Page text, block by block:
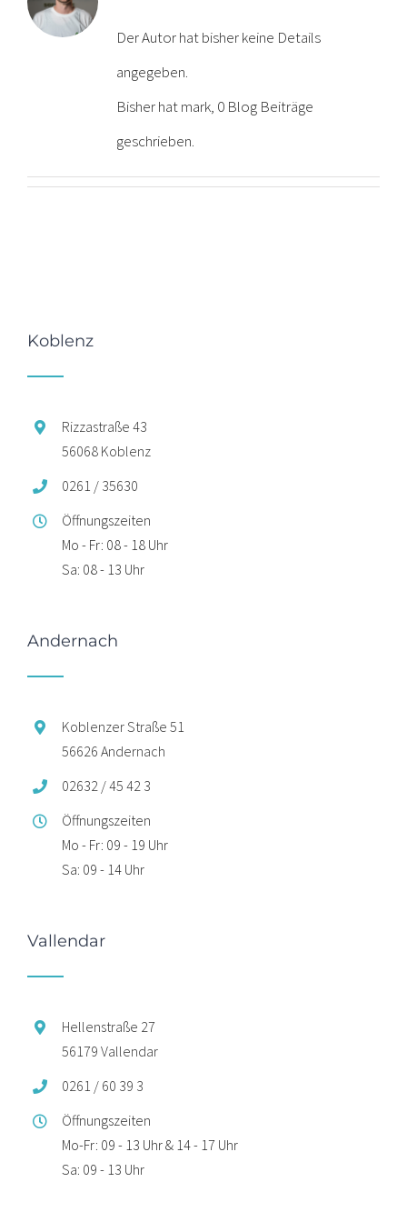
Der Autor hat bisher keine Details
angegeben.
Bisher hat mark, 0 Blog Beiträge
geschrieben.
Koblenz
Rizzastraße 43
56068 Koblenz
0261 / 35630
Öffnungszeiten
Mo - Fr: 08 - 18 Uhr
Sa: 08 - 13 Uhr
Andernach
Koblenzer Straße 51
56626 Andernach
02632 / 45 42 3
Öffnungszeiten
Mo - Fr: 09 - 19 Uhr
Sa: 09 - 14 Uhr
Vallendar
Hellenstraße 27
56179 Vallendar
0261 / 60 39 3
Öffnungszeiten
Mo-Fr: 09 - 13 Uhr & 14 - 17 Uhr
Sa: 09 - 13 Uhr